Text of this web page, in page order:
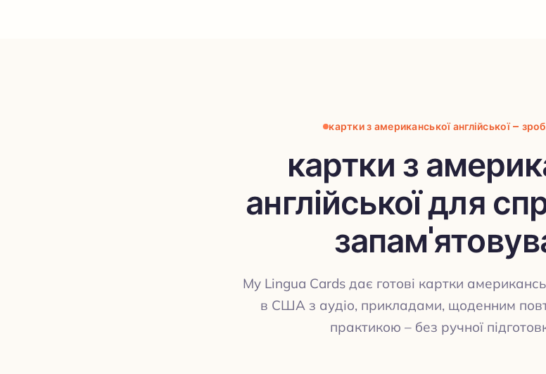
картки з американської англійської –
картки з
англійської для
My Lingua Cards дає готові картки
в США з аудіо, прикладами, щоденним
практикою – без ручної